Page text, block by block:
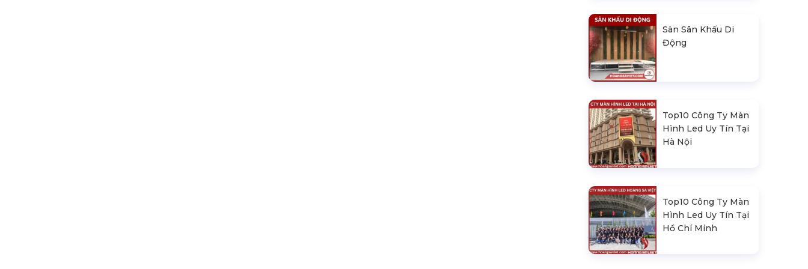
Sàn Sân Khấu Di
Động
Top10 Công Ty Màn
Hình Led Uy Tín Tại
Hà Nội
Top10 Công Ty Màn
Hình Led Uy Tín Tại
Hồ Chí Minh